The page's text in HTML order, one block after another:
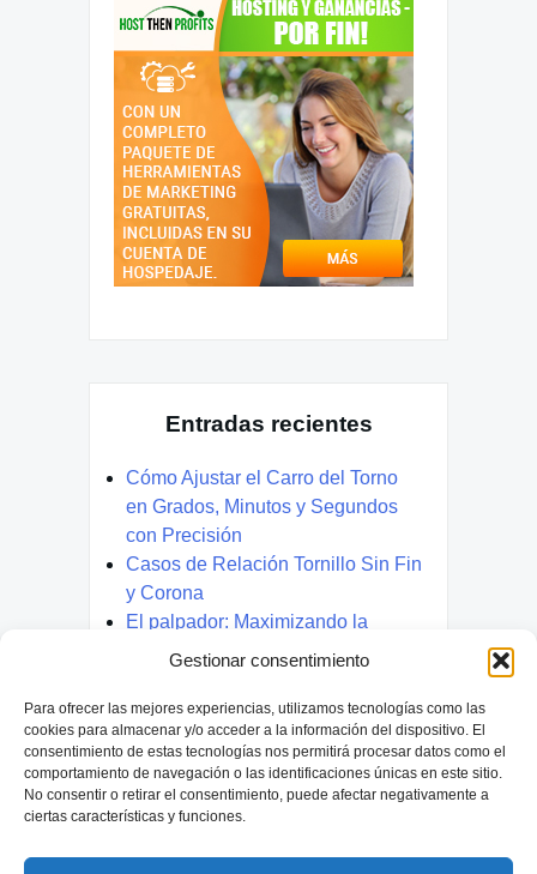
Gestionar consentimiento
Para ofrecer las mejores experiencias, utilizamos tecnologías como las
cookies para almacenar y/o acceder a la información del dispositivo. El
consentimiento de estas tecnologías nos permitirá procesar datos como el
comportamiento de navegación o las identificaciones únicas en este sitio.
No consentir o retirar el consentimiento, puede afectar negativamente a
ciertas características y funciones.
Entradas recientes
Cómo Ajustar el Carro del Torno
en Grados, Minutos y Segundos
con Precisión
Casos de Relación Tornillo Sin Fin
y Corona
El palpador: Maximizando la
Precisión y la Verificación.
Optimización y Desafíos
La Fresadora: Versatilidad y
Mecanizado Preciso
Privacy & Cookies: This site uses cookies. By continuing to use this
website, you agree to their use.
To find out more, including how to control cookies, see here: